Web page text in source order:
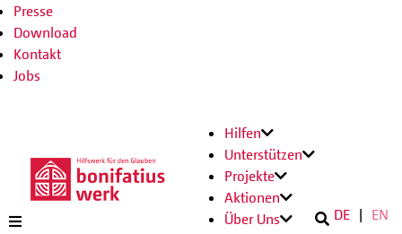
Presse
Download
Kontakt
Jobs
Hilfen
Unterstützen
Projekte
Aktionen
Über Uns
DE EN